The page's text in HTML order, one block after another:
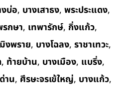
บ่อ, บางเสาธง, พระประแดง,
กษา, เทพารักษ์, กิ่งแก้ว,
งพราย, บางโฉลง, ราชาเทวะ,
, ท้ายบ้าน, บางเมือง, แบริ่ง,
าน, ศีรษะจรเข้ใหญ่, บางแก้ว,